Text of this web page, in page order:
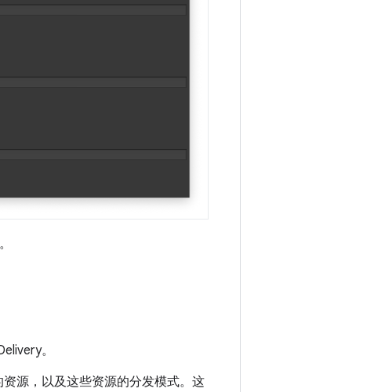
。
源，以及这些资源的分发模式。这